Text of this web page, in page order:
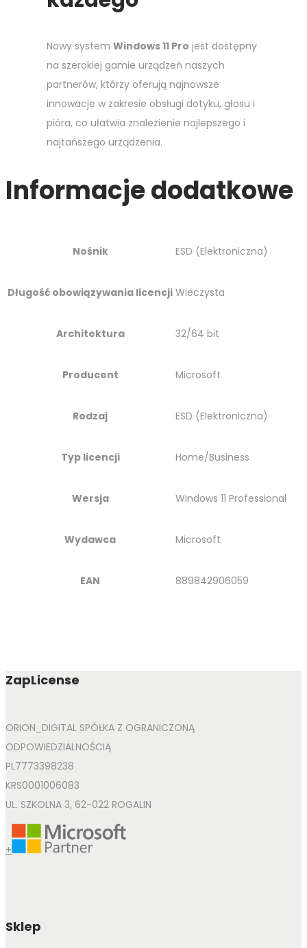
Nowy system Windows 11 Pro jest dostępny
na szerokiej gamie urządzeń naszych
partnerów, którzy oferują najnowsze
innowacje w zakresie obsługi dotyku, głosu i
pióra, co ułatwia znalezienie najlepszego i
najtańszego urządzenia.
Informacje dodatkowe
Nośnik ESD (Elektroniczna)
Długość obowiązywania licencji Wieczysta
Architektura 32/64 bit
Producent Microsoft
Rodzaj ESD (Elektroniczna)
Typ licencji Home/Business
Wersja Windows 11 Professional
Wydawca Microsoft
EAN 889842906059
ZapLicense
ORION_DIGITAL SPÓŁKA Z OGRANICZONĄ
ODPOWIEDZIALNOŚCIĄ
PL7773398238
KRS0001006083
UL. SZKOLNA 3, 62-022 ROGALIN
+
Sklep